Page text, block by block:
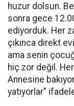
huzur dolsun.
sonra gece
ediyorduk. Her
çıkınca direkt
ama senin
hiç zor değil.
Annesine
yatıyorlar"